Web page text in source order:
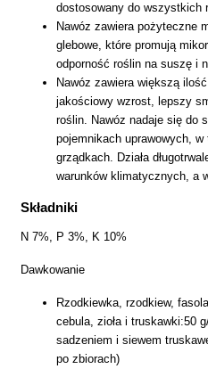
dostosowany do wszystkich
Nawóz zawiera pożyteczne
glebowe, które promują
odporność roślin na suszę i
Nawóz zawiera większą
jakościowy wzrost, lepszy
roślin. Nawóz nadaje się do
pojemnikach uprawowych,
grządkach. Działa
warunków klimatycznych, a
Składniki
N 7%, P 3%, K 10%
Dawkowanie
Rzodkiewka, rzodkiew,
cebula, zioła i truskawki:50
sadzeniem i siewem
po zbiorach)